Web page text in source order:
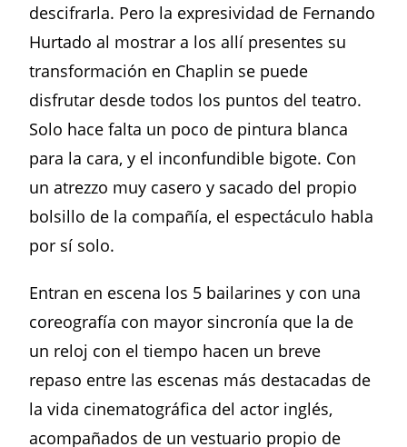
descifrarla. Pero la expresividad de Fernando
Hurtado al mostrar a los allí presentes su
transformación en Chaplin se puede
disfrutar desde todos los puntos del teatro.
Solo hace falta un poco de pintura blanca
para la cara, y el inconfundible bigote. Con
un atrezzo muy casero y sacado del propio
bolsillo de la compañía, el espectáculo habla
por sí solo.
Entran en escena los 5 bailarines y con una
coreografía con mayor sincronía que la de
un reloj con el tiempo hacen un breve
repaso entre las escenas más destacadas de
la vida cinematográfica del actor inglés,
acompañados de un vestuario propio de